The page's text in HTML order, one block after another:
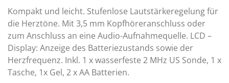
Kompakt und leicht. Stufenlose Lautstärkeregelung für
die Herztöne. Mit 3,5 mm Kopfhöreranschluss oder
zum Anschluss an eine Audio-Aufnahmequelle. LCD –
Display: Anzeige des Batteriezustands sowie der
Herzfrequenz. Inkl. 1 x wasserfeste 2 MHz US Sonde, 1 x
Tasche, 1x Gel, 2 x AA Batterien.